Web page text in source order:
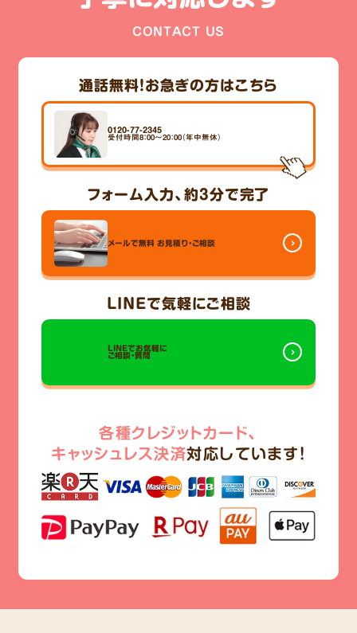
CONTACT US
通話無料！お急ぎの方はこちら
0120-77-2345
受付時間8：00～20：00（年中無休）
フォーム入力、 約3分で完了
メールで無料 お見積り・ご相談
LINEで気軽にご相談
LINEでお気軽に
ご相談・質問
各種クレジットカード、
キャッシュレス決済対応しています!